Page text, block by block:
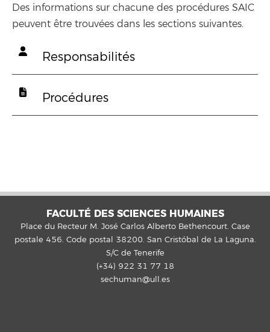
Des informations sur chacune des procédures SAIC
peuvent être trouvées dans les sections suivantes.
Responsabilités
Procédures
FACULTÉ DES SCIENCES HUMAINES
Place du Recteur M. José Carlos Alberto Bethencourt. Case
postale 456. Code postal 38200. San Cristóbal de La Laguna.
S/C de Tenerife
(+34) 922 31 77 18
sechuman@ull.es